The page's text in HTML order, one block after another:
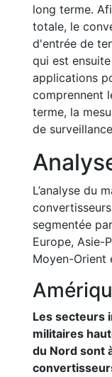
long terme.
totale, le
d'entrée de
qui est
applications
comprennent
terme, la
de
L’analyse du
segmentée
Europe, Asie-
Moyen-Orient
Les secteurs
militaires
du Nord sont